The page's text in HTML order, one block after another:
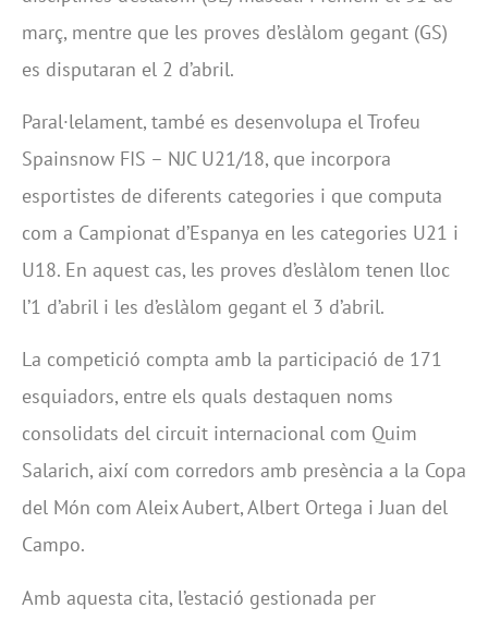
març, mentre que les proves d’eslàlom gegant (GS)
es disputaran el 2 d’abril.
Paral·lelament, també es desenvolupa el Trofeu
Spainsnow FIS – NJC U21/18, que incorpora
esportistes de diferents categories i que computa
com a Campionat d’Espanya en les categories U21 i
U18. En aquest cas, les proves d’eslàlom tenen lloc
l’1 d’abril i les d’eslàlom gegant el 3 d’abril.
La competició compta amb la participació de 171
esquiadors, entre els quals destaquen noms
consolidats del circuit internacional com Quim
Salarich, així com corredors amb presència a la Copa
del Món com Aleix Aubert, Albert Ortega i Juan del
Campo.
Amb aquesta cita, l’estació gestionada per